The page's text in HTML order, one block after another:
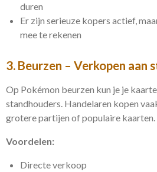
duren
Er zijn serieuze kopers actief,
mee te rekenen
3. Beurzen – Verkopen aan
Op Pokémon beurzen kun je je
standhouders. Handelaren kopen
grotere partijen of populaire kaarten.
Voordelen:
Directe verkoop